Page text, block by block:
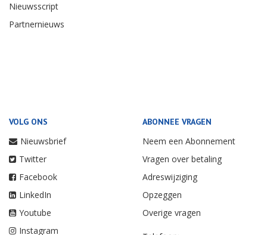
Nieuwsscript
Partnernieuws
VOLG ONS
Nieuwsbrief
Twitter
Facebook
LinkedIn
Youtube
Instagram
ABONNEE VRAGEN
Neem een Abonnement
Vragen over betaling
Adreswijziging
Opzeggen
Overige vragen